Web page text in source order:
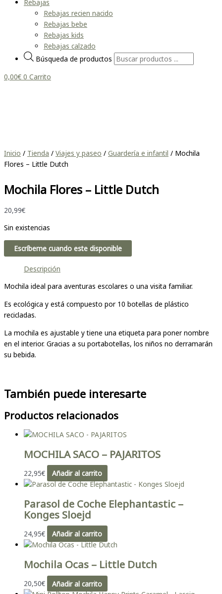
Rebajas
Rebajas recien nacido
Rebajas bebe
Rebajas kids
Rebajas calzado
Búsqueda de productos
0,00€ 0 Carrito
Inicio / Tienda / Viajes y paseo / Guardería e infantil / Mochila
Flores – Little Dutch
Mochila Flores – Little Dutch
20,99€
Sin existencias
Escríbeme cuando este disponible
Descripción
Mochila ideal para aventuras escolares o una visita familiar.
Es ecológica y está compuesto por 10 botellas de plástico
recicladas.
La mochila es ajustable y tiene una etiqueta para poner nombre
en el interior. Gracias a su portabotellas, los niños no derramarán
su bebida.
También puede interesarte
Productos relacionados
MOCHILA SACO – PAJARITOS
22,95€ Añadir al carrito
Parasol de Coche Elephantastic –
Konges Sloejd
24,95€ Añadir al carrito
Mochila Ocas – Little Dutch
20,50€ Añadir al carrito